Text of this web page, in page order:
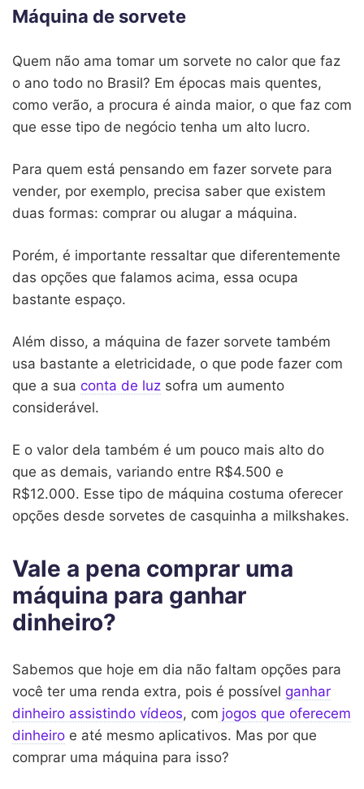
Máquina de sorvete
Quem não ama tomar um sorvete no calor que faz
o ano todo no Brasil? Em épocas mais quentes,
como verão, a procura é ainda maior, o que faz com
que esse tipo de negócio tenha um alto lucro.
Para quem está pensando em fazer sorvete para
vender, por exemplo, precisa saber que existem
duas formas: comprar ou alugar a máquina.
Porém, é importante ressaltar que diferentemente
das opções que falamos acima, essa ocupa
bastante espaço.
Além disso, a máquina de fazer sorvete também
usa bastante a eletricidade, o que pode fazer com
que a sua conta de luz sofra um aumento
considerável.
E o valor dela também é um pouco mais alto do
que as demais, variando entre R$4.500 e
R$12.000. Esse tipo de máquina costuma oferecer
opções desde sorvetes de casquinha a milkshakes.
Vale a pena comprar uma
máquina para ganhar
dinheiro?
Sabemos que hoje em dia não faltam opções para
você ter uma renda extra, pois é possível ganhar
dinheiro assistindo vídeos, com jogos que oferecem
dinheiro e até mesmo aplicativos. Mas por que
comprar uma máquina para isso?